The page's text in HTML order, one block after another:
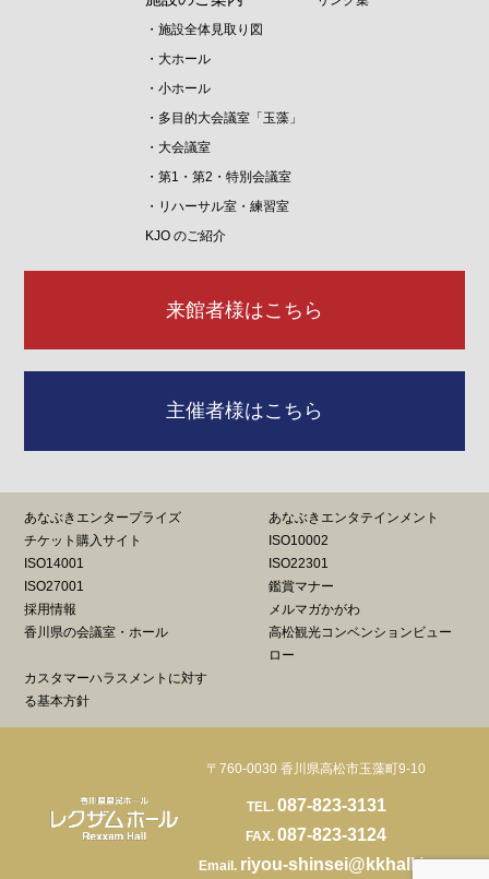
・施設全体見取り図
・大ホール
・小ホール
・多目的大会議室「玉藻」
・大会議室
・第1・第2・特別会議室
・リハーサル室・練習室
KJO のご紹介
来館者様はこちら
主催者様はこちら
あなぶきエンタープライズ
あなぶきエンタテインメント
チケット購入サイト
ISO10002
ISO14001
ISO22301
ISO27001
鑑賞マナー
採用情報
メルマガかがわ
香川県の会議室・ホール
高松観光コンベンションビュー
ロー
カスタマーハラスメントに対す
る基本方針
〒760-0030 香川県高松市玉藻町9-10
TEL. 087-823-3131
FAX.087-823-3124
Email. riyou-shinsei@kkhall.jp